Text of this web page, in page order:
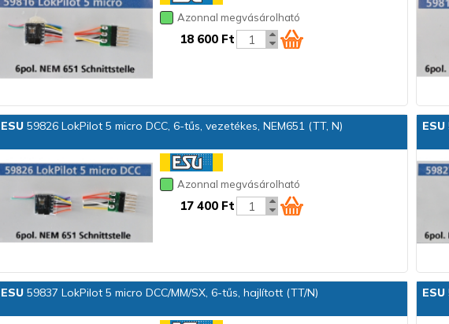
Azonnal megvásárolható
18 600 Ft
ESU 59826 LokPilot 5 micro DCC, 6-tűs, vezetékes, NEM651 (TT, N)
Azonnal megvásárolható
17 400 Ft
ESU
ESU 59837 LokPilot 5 micro DCC/MM/SX, 6-tűs, hajlított (TT/N) ESU